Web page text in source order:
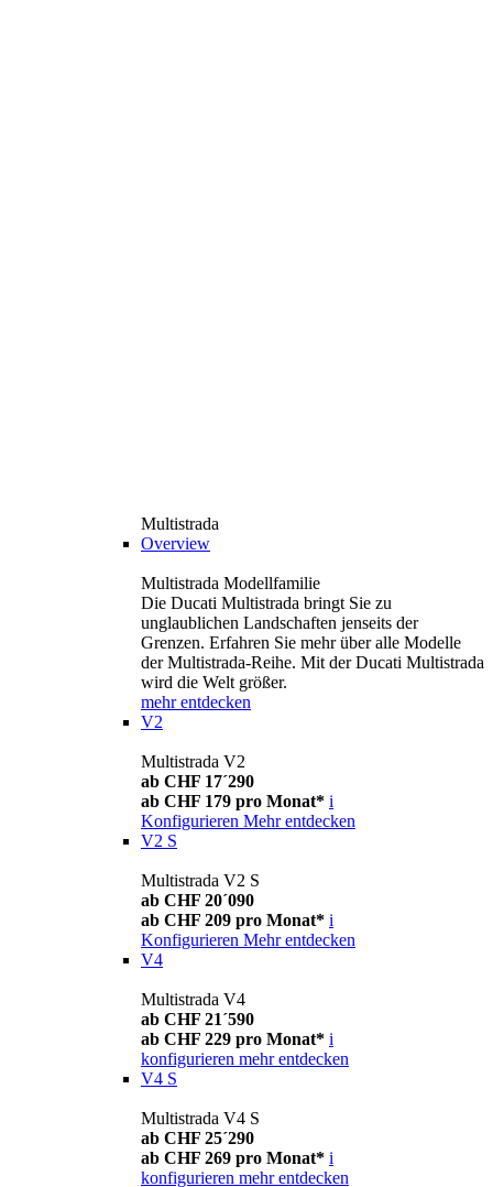
Multistrada
Overview
Multistrada Modellfamilie
Die Ducati Multistrada bringt Sie zu
unglaublichen Landschaften jenseits der
Grenzen. Erfahren Sie mehr über alle Modelle
der Multistrada-Reihe. Mit der Ducati Multistrada
wird die Welt größer.
mehr entdecken
V2
Multistrada V2
ab CHF 17´290
ab CHF 179 pro Monat* i
Konfigurieren Mehr entdecken
V2 S
Multistrada V2 S
ab CHF 20´090
ab CHF 209 pro Monat* i
Konfigurieren Mehr entdecken
V4
Multistrada V4
ab CHF 21´590
ab CHF 229 pro Monat* i
konfigurieren mehr entdecken
V4 S
Multistrada V4 S
ab CHF 25´290
ab CHF 269 pro Monat* i
konfigurieren mehr entdecken